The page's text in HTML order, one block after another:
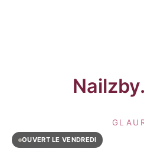
OUVERT LE VENDREDI